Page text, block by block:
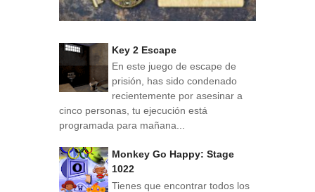
Key 2 Escape
En este juego de escape de
prisión, has sido condenado
recientemente por asesinar a
cinco personas, tu ejecución está
programada para mañana...
Monkey Go Happy: Stage
1022
Tienes que encontrar todos los